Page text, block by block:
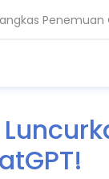
Ungkap